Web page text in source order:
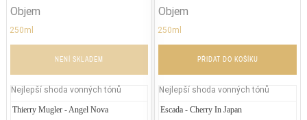
Objem
250ml
NENÍ SKLADEM
Nejlepší shoda vonných tónů
Thierry Mugler - Angel Nova Lancôme Trésor Midnight Rose
Objem
250ml
PŘIDAT DO KOŠÍKU
Nejlepší shoda vonných tónů
Escada - Cherry In Japan